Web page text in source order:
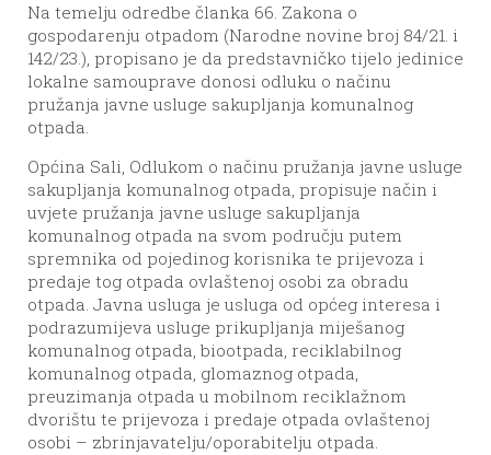
Na temelju odredbe članka 66. Zakona o
gospodarenju otpadom (Narodne novine broj 84/21. i
142/23.), propisano je da predstavničko tijelo jedinice
lokalne samouprave donosi odluku o načinu
pružanja javne usluge sakupljanja komunalnog
otpada.
Općina Sali, Odlukom o načinu pružanja javne usluge
sakupljanja komunalnog otpada, propisuje način i
uvjete pružanja javne usluge sakupljanja
komunalnog otpada na svom području putem
spremnika od pojedinog korisnika te prijevoza i
predaje tog otpada ovlaštenoj osobi za obradu
otpada. Javna usluga je usluga od općeg interesa i
podrazumijeva usluge prikupljanja miješanog
komunalnog otpada, biootpada, reciklabilnog
komunalnog otpada, glomaznog otpada,
preuzimanja otpada u mobilnom reciklažnom
dvorištu te prijevoza i predaje otpada ovlaštenoj
osobi – zbrinjavatelju/oporabitelju otpada.